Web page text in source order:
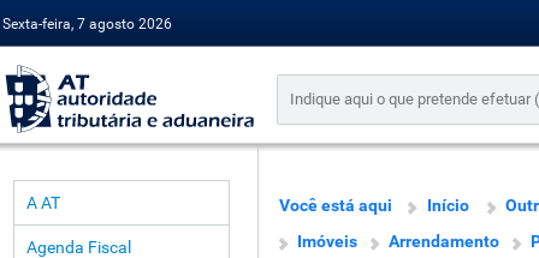
Sexta-feira, 7 agosto 2026
A AT
Agenda Fiscal
Você está aqui Início
Imóveis
Arrendamento